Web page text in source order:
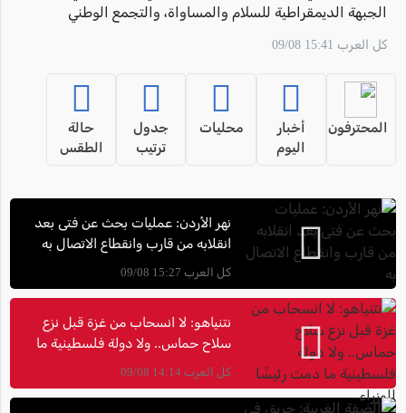
الجبهة الديمقراطية للسلام والمساواة، والتجمع الوطني
لخوض الانتخابات البرلمانية المقبلة،
كل العرب 15:41 09/08
المحترفون
أخبار
اليوم
محليات
جدول
ترتيب
حالة
الطقس
نهر الأردن: عمليات بحث عن فتى بعد
انقلابه من قارب وانقطاع الاتصال به
كل العرب 15:27 09/08
نتنياهو: لا انسحاب من غزة قبل نزع
سلاح حماس.. ولا دولة فلسطينية ما
دمت رئيسًا للوزراء
كل العرب 14:14 09/08